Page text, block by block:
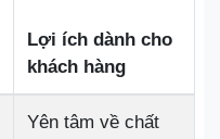
Lợi ích dành cho
khách hàng
Yên tâm về chất